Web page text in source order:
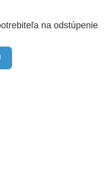
na odstúpenie